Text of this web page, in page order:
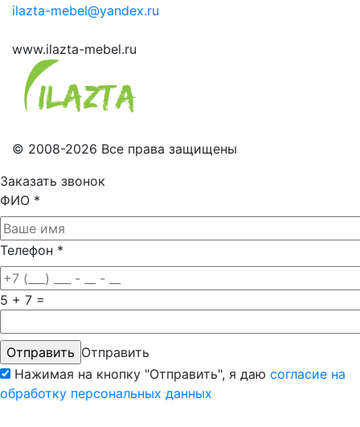
ilazta-mebel@yandex.ru
www.ilazta-mebel.ru
© 2008-2026 Все права защищены
Заказать звонок
ФИО *
Телефон *
5 + 7 =
Отправить
Нажимая на кнопку "Отправить", я даю согласие на
обработку персональных данных